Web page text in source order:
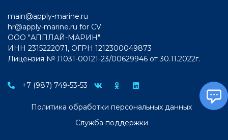
main@apply-marine.ru
hr@apply-marine.ru for CV
ООО "АППЛАЙ-МАРИН"
ИНН 2315222071, ОГРН 1212300049873
Лицензия № Л031-00121-23/00629946 от 30.11.2022г.
+7 (987) 749-53-53
Политика обработки персональных данных
Служба поддержки